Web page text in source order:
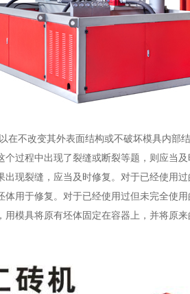
在不改变其外表面结构或不破坏模具内部
过程中出现了裂缝或断裂等题，则应当
现裂缝，应当及时修复。对于已经使用
用于修复。对于已经使用过但未完全使
模具将原有坯体固定在容器上，并将原